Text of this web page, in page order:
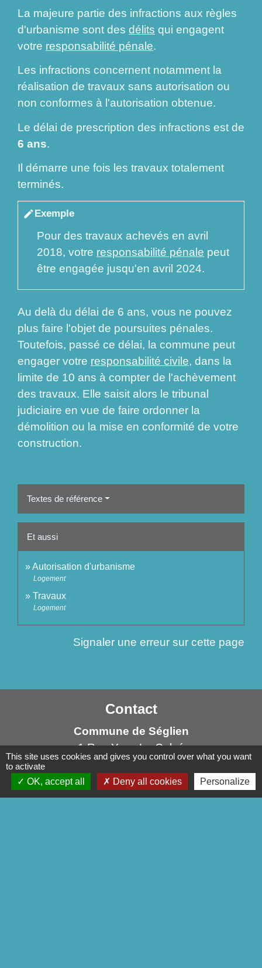
La majeure partie des infractions aux règles
d'urbanisme sont des délits qui engagent
votre responsabilité pénale.
Les infractions concernent notamment la
réalisation de travaux sans autorisation ou
non conformes à l'autorisation obtenue.
Le délai de prescription des infractions est de
6 ans.
Il démarre une fois les travaux totalement
terminés.
editExemple
Pour des travaux achevés en avril
2018, votre responsabilité pénale peut
être engagée jusqu'en avril 2024.
Au delà du délai de 6 ans, vous ne pouvez
plus faire l'objet de poursuites pénales.
Toutefois, passé ce délai, la commune peut
engager votre responsabilité civile, dans la
limite de 10 ans à compter de l'achèvement
des travaux. Elle saisit alors le tribunal
judiciaire en vue de faire ordonner la
démolition ou la mise en conformité de votre
construction.
Textes de référence
Et aussi
Autorisation d'urbanisme
Logement
Travaux
Logement
Signaler une erreur sur cette page
Contact
Commune de Séglien
1 Rue Yves Le Calvé
56160 Séglien - FRANCE
+33 2 97 28 00 66
Contact par formulaire
This site uses cookies and gives you control over what you want
to activate
OK, accept all
Deny all cookies Personalize